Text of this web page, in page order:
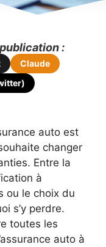
:
Claude
auto est
changer
Entre la
à
ou le choix du
s’y perdre.
toutes les
auto à